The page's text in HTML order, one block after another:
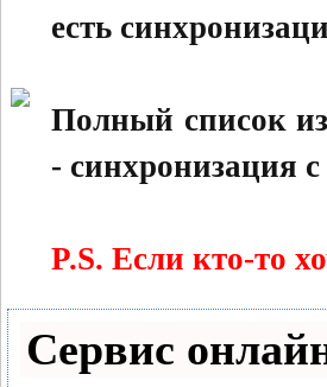
есть
Полный список
- синхронизация
P.S. Если кто-то
Сервис